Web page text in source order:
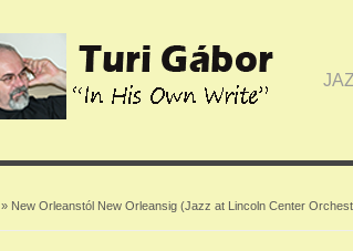
» New Orleanstól New Orleansig (Jazz at Lincoln Center